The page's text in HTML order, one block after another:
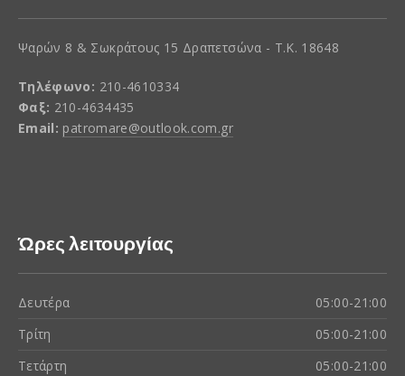
Ψαρών 8 & Σωκράτους 15 Δραπετσώνα - Τ.Κ. 18648
Τηλέφωνο: 210-4610334
Φαξ: 210-4634435
Email: patromare@outlook.com.gr
Ώρες λειτουργίας
Δευτέρα
05:00-21:00
Τρίτη
05:00-21:00
Τετάρτη
05:00-21:00